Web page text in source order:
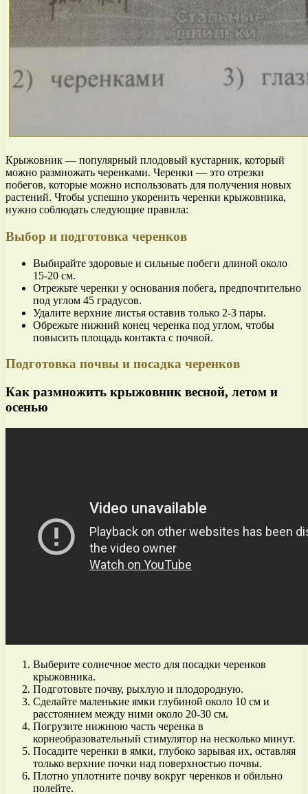
Крыжовник — популярный плодовый кустарник, который
можно размножать черенками. Черенки — это отрезки
побегов, которые можно использовать для получения новых
растений. Чтобы успешно укоренить черенки крыжовника,
нужно соблюдать следующие правила:
Выбор и подготовка черенков
Выбирайте здоровые и сильные побеги длиной около
15-20 см.
Отрежьте черенки у основания побега, предпочтительно
под углом 45 градусов.
Удалите верхние листья оставив только 2-3 пары.
Обрежьте нижний конец черенка под углом, чтобы
повысить площадь контакта с почвой.
Подготовка почвы и посадка черенков
Как размножить крыжовник весной, летом и
осенью
Выберите солнечное место для посадки черенков
крыжовника.
Подготовьте почву, рыхлую и плодородную.
Сделайте маленькие ямки глубиной около 10 см и
расстоянием между ними около 20-30 см.
Погрузите нижнюю часть черенка в
корнеобразовательный стимулятор на несколько минут.
Посадите черенки в ямки, глубоко зарывая их, оставляя
только верхние почки над поверхностью почвы.
Плотно уплотните почву вокруг черенков и обильно
полейте.